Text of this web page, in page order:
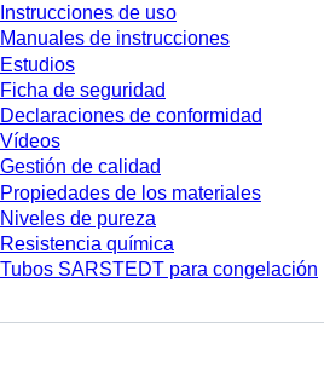
Instrucciones de uso
Manuales de instrucciones
Estudios
Ficha de seguridad
Declaraciones de conformidad
Vídeos
Gestión de calidad
Propiedades de los materiales
Niveles de pureza
Resistencia química
Tubos SARSTEDT para congelación